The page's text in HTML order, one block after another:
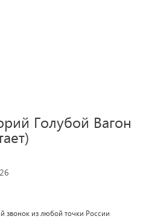
Голубой Вагон
звонок из любой точки России